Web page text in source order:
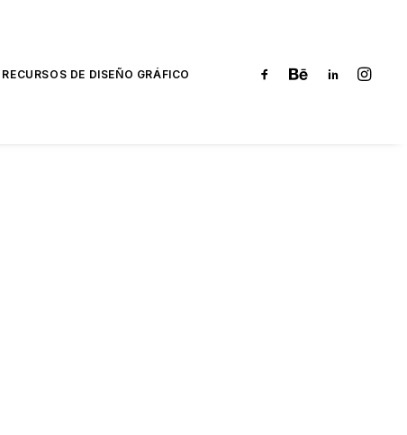
RECURSOS DE DISEÑO GRÁFICO